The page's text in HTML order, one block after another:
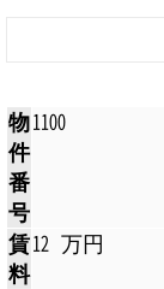
物
件
番
号
1100
賃
料
12 万円